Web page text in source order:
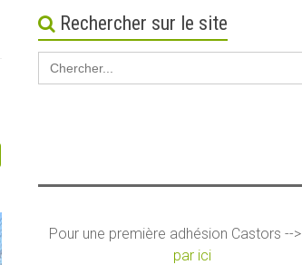
Rechercher sur le site
Search
for:
Pour une première adhésion Castors -->
par ici